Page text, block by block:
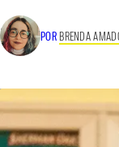
POR BRENDA